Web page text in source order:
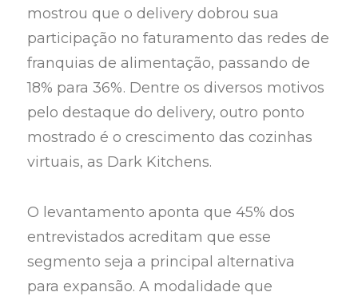
mostrou que o delivery dobrou sua
participação no faturamento das redes de
franquias de alimentação, passando de
18% para 36%. Dentre os diversos motivos
pelo destaque do delivery, outro ponto
mostrado é o crescimento das cozinhas
virtuais, as Dark Kitchens.
O levantamento aponta que 45% dos
entrevistados acreditam que esse
segmento seja a principal alternativa
para expansão. A modalidade que